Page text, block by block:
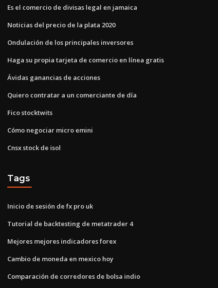
Es el comercio de divisas legal en jamaica
Noticias del precio de la plata 2020
Ondulación de los principales inversores
Haga su propia tarjeta de comercio en línea gratis
Ávidas ganancias de acciones
Quiero contratar a un comerciante de día
Fico stocktwits
Cómo negociar micro emini
Cnsx stock de isol
Tags
Inicio de sesión de fx pro uk
Tutorial de backtesting de metatrader 4
Mejores mejores indicadores forex
Cambio de moneda en mexico hoy
Comparación de corredores de bolsa indio